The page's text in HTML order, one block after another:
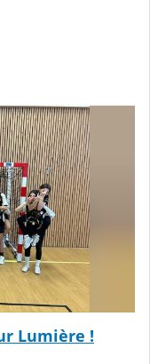
Lumière !